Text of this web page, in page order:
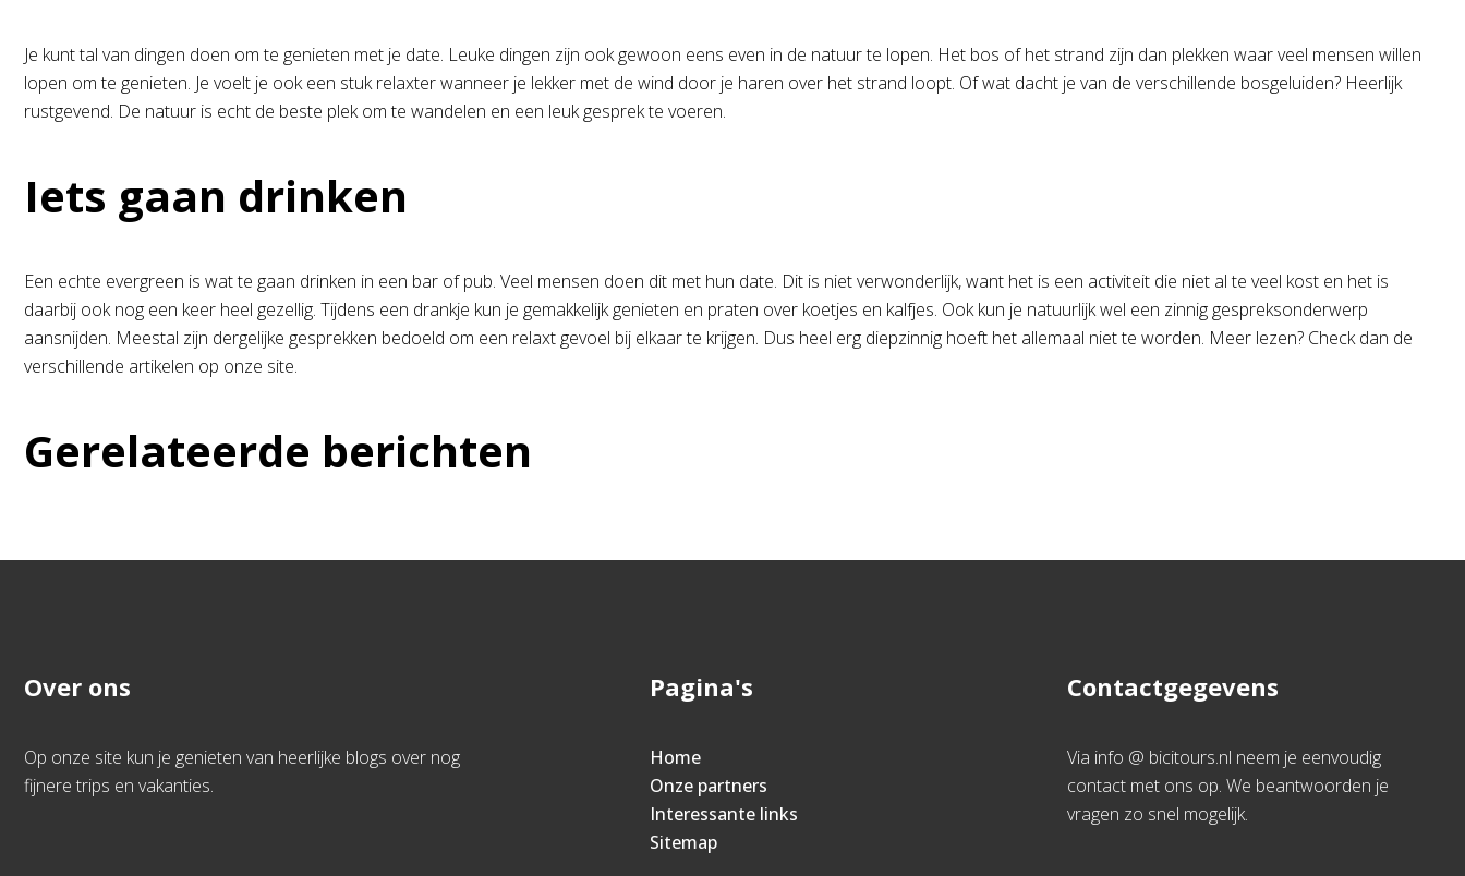
Je kunt tal van dingen doen om te genieten met je date. Leuke dingen zijn ook gewoon eens even in de natuur te lopen. Het bos of het strand zijn dan plekken waar veel mensen willen
lopen om te genieten. Je voelt je ook een stuk relaxter wanneer je lekker met de wind door je haren over het strand loopt. Of wat dacht je van de verschillende bosgeluiden? Heerlijk
rustgevend. De natuur is echt de beste plek om te wandelen en een leuk gesprek te voeren.
Iets gaan drinken
Een echte evergreen is wat te gaan drinken in een bar of pub. Veel mensen doen dit met hun date. Dit is niet verwonderlijk, want het is een activiteit die niet al te veel kost en het is
daarbij ook nog een keer heel gezellig. Tijdens een drankje kun je gemakkelijk genieten en praten over koetjes en kalfjes. Ook kun je natuurlijk wel een zinnig gespreksonderwerp
aansnijden. Meestal zijn dergelijke gesprekken bedoeld om een relaxt gevoel bij elkaar te krijgen. Dus heel erg diepzinnig hoeft het allemaal niet te worden. Meer lezen? Check dan de
verschillende artikelen op onze site.
Gerelateerde berichten
Over ons
Op onze site kun je genieten van heerlijke blogs over nog
fijnere trips en vakanties.
Pagina's
Home
Onze partners
Interessante links
Sitemap
Contactgegevens
Via info @ bicitours.nl neem je eenvoudig
contact met ons op. We beantwoorden je
vragen zo snel mogelijk.